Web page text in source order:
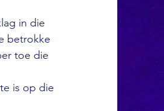
in die
betrokke
toe die
is op die